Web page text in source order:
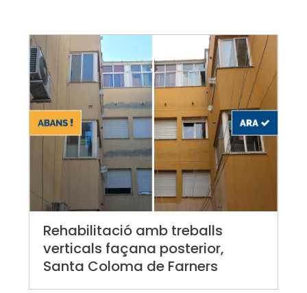
Rehabilitació amb treballs
verticals façana posterior,
Santa Coloma de Farners